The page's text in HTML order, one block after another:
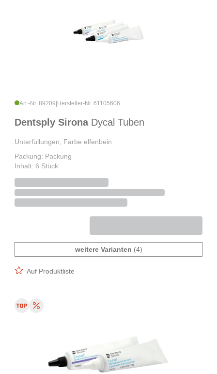
Art.-Nr. 89209 Hersteller-Nr. 61105606
Dentsply Sirona Dycal Tuben
Unterfüllungen, Farbe elfenbein
Packung: Packung
Inhalt: 6 Stück
weitere Varianten (4)
Auf Produktliste